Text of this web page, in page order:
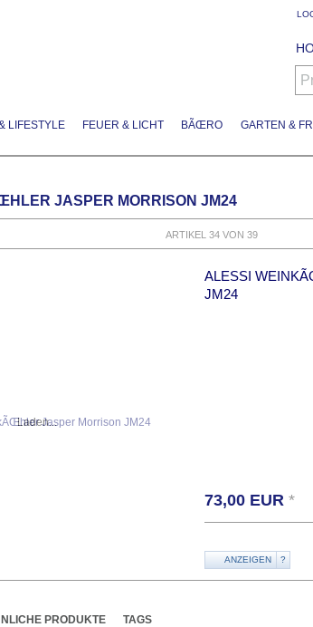
LIFESTYLE FEUER & LICHT BÃŒRO GARTEN &
JASPER MORRISON JM24
ARTIKEL 34 VON 39
Laden...
ALESSI
JM24
73,00 EUR *
ANZEIGEN ?
PRODUKTE TAGS